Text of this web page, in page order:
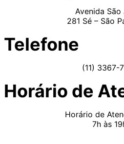
Avenida São
281 Sé – São
Telefone
(11) 3367-
Horário de
Horário de
7h às